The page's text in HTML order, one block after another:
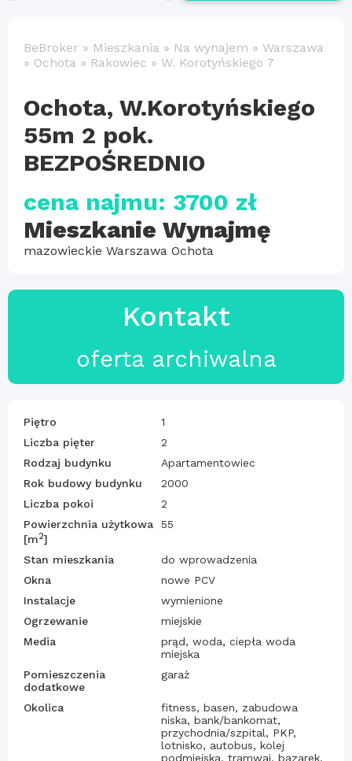
BeBroker » Mieszkania » Na wynajem » Warszawa
» Ochota » Rakowiec » W. Korotyńskiego 7
Ochota, W.Korotyńskiego
55m 2 pok.
BEZPOŚREDNIO
cena najmu: 3700 zł
Mieszkanie Wynajmę
mazowieckie Warszawa Ochota
Kontakt
oferta archiwalna
Piętro
1
Liczba pięter
2
Rodzaj budynku
Apartamentowiec
Rok budowy budynku
2000
Liczba pokoi
2
Powierzchnia użytkowa
[m2]
55
Stan mieszkania
do wprowadzenia
Okna
nowe PCV
Instalacje
wymienione
Ogrzewanie
miejskie
Media
prąd, woda, ciepła woda
miejska
Pomieszczenia
dodatkowe
garaż
Okolica
fitness, basen, zabudowa
niska, bank/bankomat,
przychodnia/szpital, PKP,
lotnisko, autobus, kolej
podmiejska, tramwaj, bazarek,